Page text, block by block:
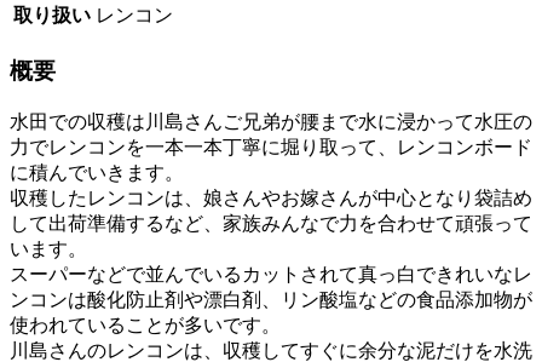
取り扱い レンコン
概要
水田での収穫は川島さんご兄弟が腰まで水に浸かって水圧の
力でレンコンを一本一本丁寧に堀り取って、レンコンボード
に積んでいきます。
収穫したレンコンは、娘さんやお嫁さんが中心となり袋詰め
して出荷準備するなど、家族みんなで力を合わせて頑張って
います。
スーパーなどで並んでいるカットされて真っ白できれいなレ
ンコンは酸化防止剤や漂白剤、リン酸塩などの食品添加物が
使われていることが多いです。
川島さんのレンコンは、収穫してすぐに余分な泥だけを水洗